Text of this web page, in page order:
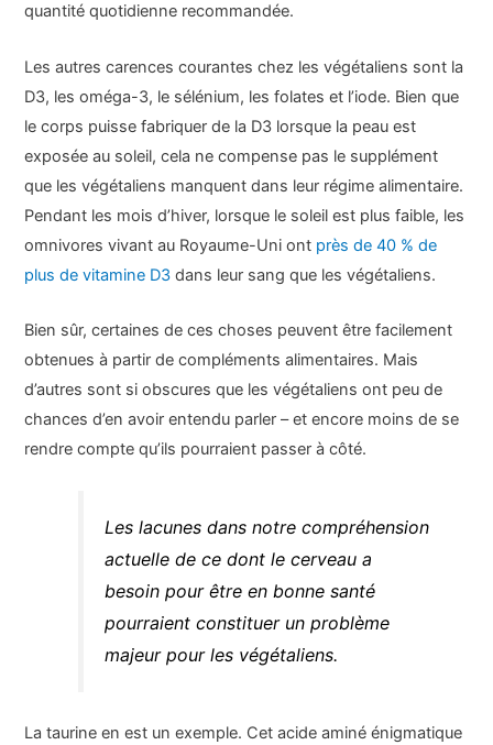
quantité quotidienne recommandée.
Les autres carences courantes chez les végétaliens sont la
D3, les oméga-3, le sélénium, les folates et l’iode. Bien que
le corps puisse fabriquer de la D3 lorsque la peau est
exposée au soleil, cela ne compense pas le supplément
que les végétaliens manquent dans leur régime alimentaire.
Pendant les mois d’hiver, lorsque le soleil est plus faible, les
omnivores vivant au Royaume-Uni ont près de 40 % de
plus de vitamine D3dans leur sang que les végétaliens.
Bien sûr, certaines de ces choses peuvent être facilement
obtenues à partir de compléments alimentaires. Mais
d’autres sont si obscures que les végétaliens ont peu de
chances d’en avoir entendu parler – et encore moins de se
rendre compte qu’ils pourraient passer à côté.
Les lacunes dans notre compréhension
actuelle de ce dont le cerveau a
besoin pour être en bonne santé
pourraient constituer un problème
majeur pour les végétaliens.
La taurine en est un exemple. Cet acide aminé énigmatique